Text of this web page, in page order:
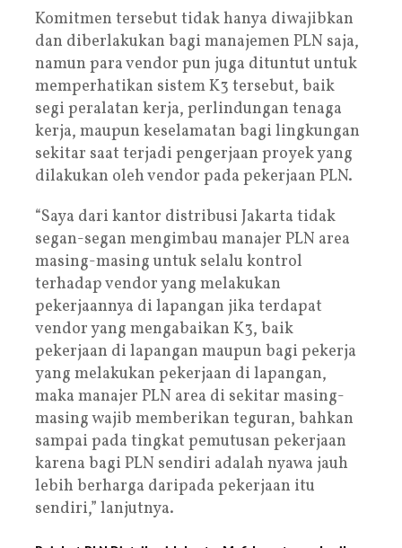
Komitmen tersebut tidak hanya diwajibkan
dan diberlakukan bagi manajemen PLN saja,
namun para vendor pun juga dituntut untuk
memperhatikan sistem K3 tersebut, baik
segi peralatan kerja, perlindungan tenaga
kerja, maupun keselamatan bagi lingkungan
sekitar saat terjadi pengerjaan proyek yang
dilakukan oleh vendor pada pekerjaan PLN.
“Saya dari kantor distribusi Jakarta tidak
segan-segan mengimbau manajer PLN area
masing-masing untuk selalu kontrol
terhadap vendor yang melakukan
pekerjaannya di lapangan jika terdapat
vendor yang mengabaikan K3, baik
pekerjaan di lapangan maupun bagi pekerja
yang melakukan pekerjaan di lapangan,
maka manajer PLN area di sekitar masing-
masing wajib memberikan teguran, bahkan
sampai pada tingkat pemutusan pekerjaan
karena bagi PLN sendiri adalah nyawa jauh
lebih berharga daripada pekerjaan itu
sendiri,” lanjutnya.